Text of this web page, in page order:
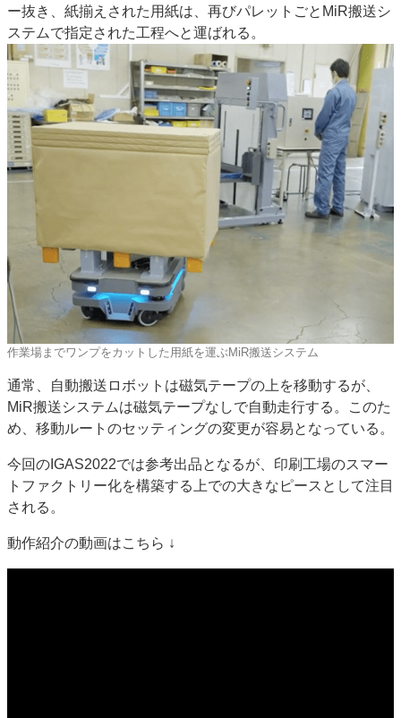
ー抜き、紙揃えされた用紙は、再びパレットごとMiR搬送シ
ステムで指定された工程へと運ばれる。
作業場までワンプをカットした用紙を運ぶMiR搬送システム
通常、自動搬送ロボットは磁気テープの上を移動するが、
MiR搬送システムは磁気テープなしで自動走行する。このた
め、移動ルートのセッティングの変更が容易となっている。
今回のIGAS2022では参考出品となるが、印刷工場のスマー
トファクトリー化を構築する上での大きなピースとして注目
される。
動作紹介の動画はこちら ↓